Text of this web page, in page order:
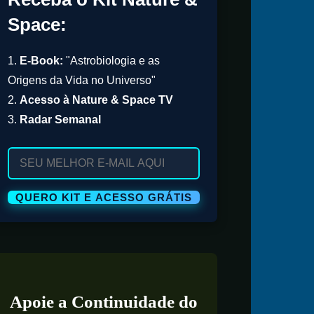
Space:
1. E-Book: "Astrobiologia e as
Origens da Vida no Universo"
2. Acesso à Nature & Space TV
3. Radar Semanal
Apoie a Continuidade do